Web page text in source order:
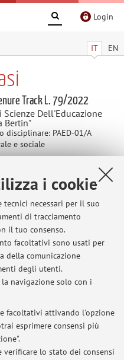
i cookie
necessari per il suo
di tracciamento
il tuo consenso.
facoltativi sono usati per
della comunicazione
degli utenti.
navigazione solo con i
facoltativi attivando l'opzione
esprimere consensi più
verificare lo stato dei consensi
Login
IT EN
Track L. 79/2022
Dell'Educazione
Bertin"
disciplinare: PAED-01/A
e sociale
del sito.
- Università di Bologna - Via
IVA: 01131710376
Cookie